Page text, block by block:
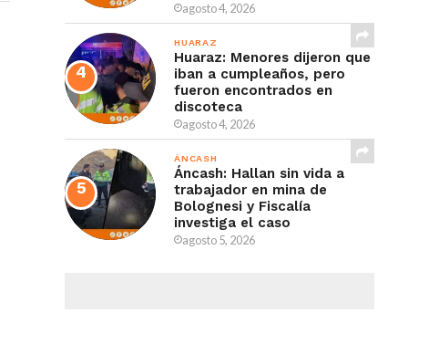
agosto 4, 2026
HUARAZ
Huaraz: Menores dijeron que
iban a cumpleaños, pero
fueron encontrados en
discoteca
agosto 4, 2026
ÁNCASH
Áncash: Hallan sin vida a
trabajador en mina de
Bolognesi y Fiscalía
investiga el caso
agosto 5, 2026